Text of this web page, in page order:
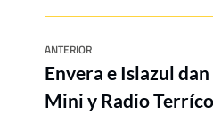
ANTERIOR
Envera e Islazul
Mini y Radio